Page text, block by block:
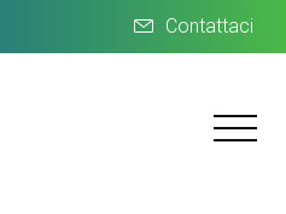
Contattaci